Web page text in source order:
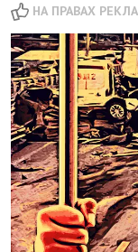
НА ПРАВАХ